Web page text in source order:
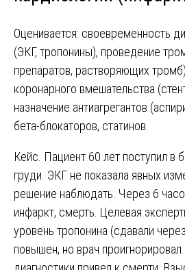
Оценивается: своевременность
(ЭКГ, тропонины), проведение
препаратов, растворяющих
коронарного вмешательства
назначение антиагрегантов
бета-блокаторов, статинов.
Кейс. Пациент 60 лет поступил в
груди. ЭКГ не показала явных
решение наблюдать. Через 6
инфаркт, смерть. Целевая
уровень тропонина (сдавали
повышен, но врач